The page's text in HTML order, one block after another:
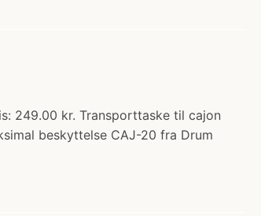
249.00 kr. Transporttaske til cajon
beskyttelse CAJ-20 fra Drum